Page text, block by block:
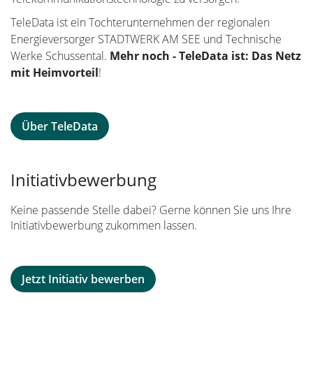
TeleData ist ein Tochterunternehmen der regionalen
Energieversorger STADTWERK AM SEE und Technische
Werke Schussental. Mehr noch - TeleData ist: Das Netz
mit Heimvorteil!
Über TeleData
Initiativbewerbung
Keine passende Stelle dabei? Gerne können Sie uns Ihre
Initiativbewerbung zukommen lassen.
Jetzt Initiativ bewerben